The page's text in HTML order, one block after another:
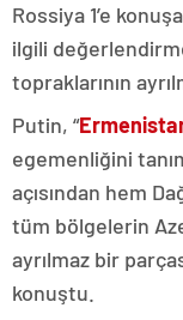
Rossiya 1’e
ilgili
topraklarının
Putin, “
egemenliğini
açısından hem
tüm bölgelerin
ayrılmaz bir
konuştu.